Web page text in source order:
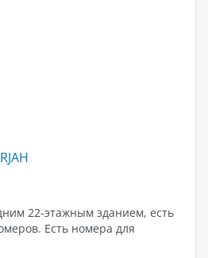
22-этажным зданием, есть
Есть номера для